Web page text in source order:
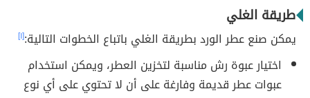
طريقة الغلي
يمكن صنع عطر الورد بطريقة الغلي باتباع الخطوات التالية:[١]
اختيار عبوة رش مناسبة لتخزين العطر، ويمكن استخدام
عبوات عطر قديمة وفارغة على أن لا تحتوي على أي نوع